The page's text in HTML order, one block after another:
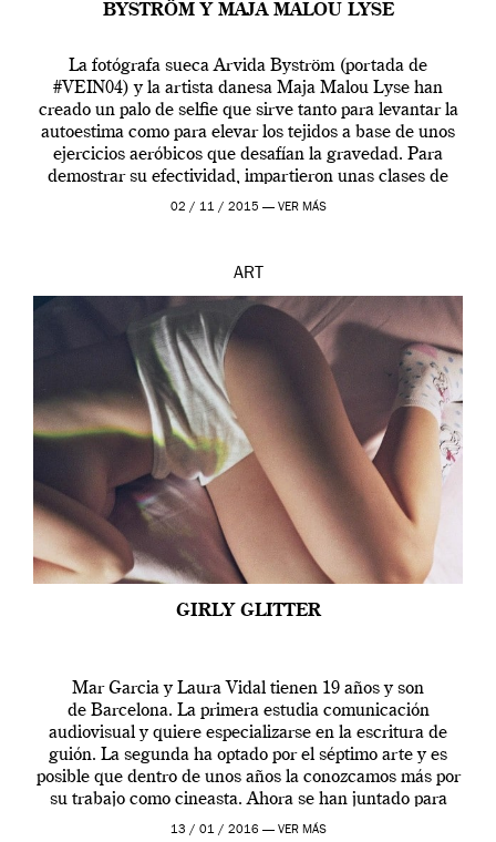
BYSTRÖM Y MAJA MALOU LYSE
La fotógrafa sueca Arvida Byström (portada de
#VEIN04) y la artista danesa Maja Malou Lyse han
creado un palo de selfie que sirve tanto para levantar la
autoestima como para elevar los tejidos a base de unos
ejercicios aeróbicos que desafían la gravedad. Para
demostrar su efectividad, impartieron unas clases de
prueba en el Tate […]
02 / 11 / 2015 — VER MÁS
ART
GIRLY GLITTER
Mar Garcia y Laura Vidal tienen 19 años y son
de Barcelona. La primera estudia comunicación
audiovisual y quiere especializarse en la escritura de
guión. La segunda ha optado por el séptimo arte y es
posible que dentro de unos años la conozcamos más por
su trabajo como cineasta. Ahora se han juntado para
contarnos una […]
13 / 01 / 2016 — VER MÁS